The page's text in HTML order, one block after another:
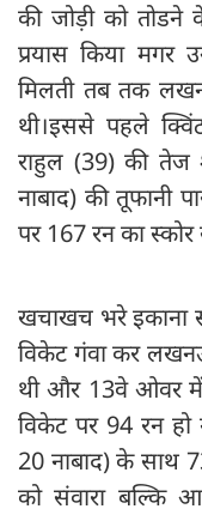
की जोड़ी को
प्रयास किया
मिलती तब तक
थी।इससे पहले
राहुल (39) की
नाबाद) की तूफानी
पर 167 रन का स्कोर
खचाखच भरे इकाना
विकेट गंवा कर
थी और 13वे ओवर में
विकेट पर 94 रन
20 नाबाद) के साथ
को संवारा बल्कि